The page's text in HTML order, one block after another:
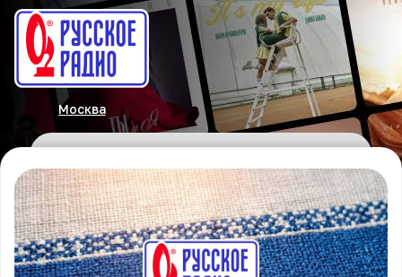
Москва